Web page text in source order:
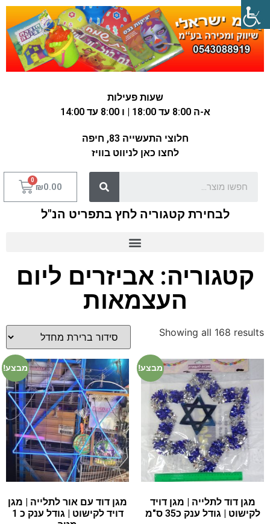
שעות פעילות
א-ה 8:00 עד 18:00 | ו 8:00 עד 14:00
חלוצי התעשייה 83, חיפה
לחצו כאן לניווט בוויז
₪0.00
לבחירת קטגוריה לחץ בתפריט הנ"ל
קטגוריה: אביזרים ליום
העצמאות
Showing all 168 results
מבצע!
מגן דוד לתלייה | מגן דויד
לקישוט | גודל ענק כ35 ס"מ
מבצע!
מגן דוד עם אור לתלייה | מגן
דויד לקישוט | גודל ענק כ 1